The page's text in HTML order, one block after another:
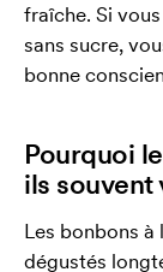
fraîche. Si
sans sucre,
bonne
Pourquoi
ils souvent
Les bonbons
dégustés